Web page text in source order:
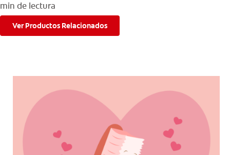
min de lectura
Ver Productos Relacionados